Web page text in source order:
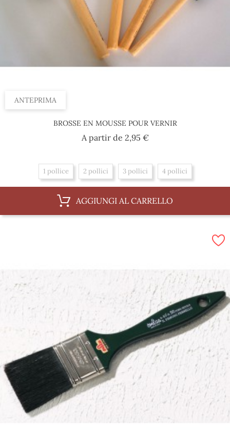
ANTEPRIMA
BROSSE EN MOUSSE POUR VERNIR
A partir de 2,95 €Prezzo
1 pollice 2 pollici 3 pollici 4 pollici
AGGIUNGI AL CARRELLO